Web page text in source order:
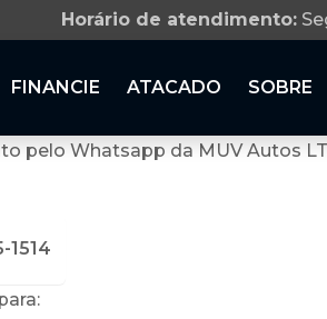
Horário de atendimento:
FINANCIE ATACADO SOBRE
pelo Whatsapp da MUV Autos
1514